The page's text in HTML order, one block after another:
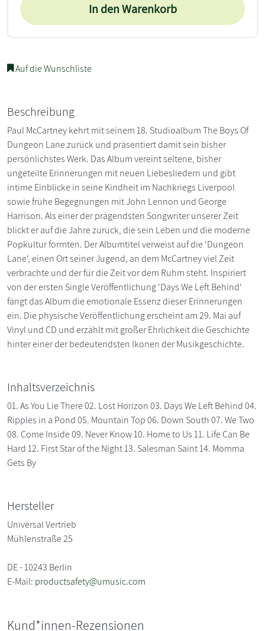
In den Warenkorb
Auf die Wunschliste
Beschreibung
Paul McCartney kehrt mit seinem 18. Studioalbum The Boys Of
Dungeon Lane zurück und präsentiert damit sein bisher
persönlichstes Werk. Das Album vereint seltene, bisher
ungeteilte Erinnerungen mit neuen Liebesliedern und gibt
intime Einblicke in seine Kindheit im Nachkriegs Liverpool
sowie frühe Begegnungen mit John Lennon und George
Harrison. Als einer der prägendsten Songwriter unserer Zeit
blickt er auf die Jahre zurück, die sein Leben und die moderne
Popkultur formten. Der Albumtitel verweist auf die 'Dungeon
Lane', einen Ort seiner Jugend, an dem McCartney viel Zeit
verbrachte und der für die Zeit vor dem Ruhm steht. Inspiriert
von der ersten Single Veröffentlichung 'Days We Left Behind'
fängt das Album die emotionale Essenz dieser Erinnerungen
ein. Die physische Veröffentlichung erscheint am 29. Mai auf
Vinyl und CD und erzählt mit großer Ehrlichkeit die Geschichte
hinter einer der bedeutendsten Ikonen der Musikgeschichte.
Inhaltsverzeichnis
01. As You Lie There 02. Lost Horizon 03. Days We Left Behind 04.
Ripples in a Pond 05. Mountain Top 06. Down South 07. We Two
08. Come Inside 09. Never Know 10. Home to Us 11. Life Can Be
Hard 12. First Star of the Night 13. Salesman Saint 14. Momma
Gets By
Hersteller
Universal Vertrieb
Mühlenstraße 25
DE - 10243 Berlin
E-Mail: productsafety@umusic.com
Kund*innen-Rezensionen